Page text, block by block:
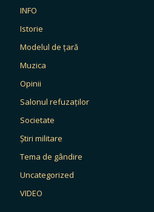
INFO
Istorie
Modelul de țară
Muzica
Opinii
Salonul refuzaților
Societate
Știri militare
Tema de gândire
Uncategorized
VIDEO